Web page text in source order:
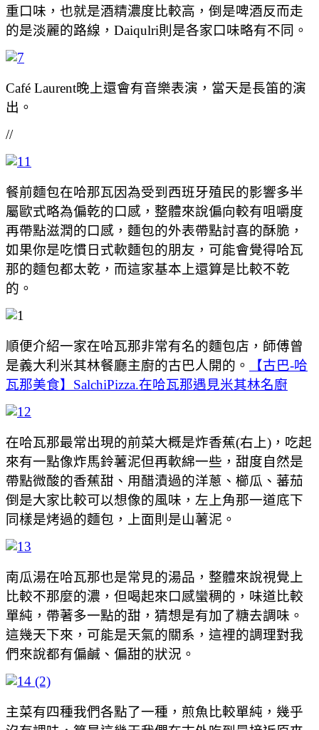
重口味，也就是酒精濃度比較高，倒是啤酒反而走
的是淡麗的路線，Daiqulri則是各家口味略有不同。
Café Laurent晚上還會有音樂表演，當天是長笛的演
出。
//
餐前麵包在哈那瓦因為受到西班牙殖民的影響多半
屬歐式略為偏乾的口感，整體來說偏向較有咀嚼度
再帶點滋潤的口感，麵包的外表帶點討喜的酥脆，
如果你是吃慣日式軟麵包的朋友，可能會覺得哈瓦
那的麵包都太乾，而這家基本上還算是比較不乾
的。
順便介紹一家在哈瓦那非常有名的麵包店，師傅曾
是義大利米其林餐廳主廚的古巴人開的。
【古巴-哈
瓦那美食】SalchiPizza.在哈瓦那遇見米其林名廚
在哈瓦那最常出現的前菜大概是炸香蕉(右上)，吃起
來有一點像炸馬鈴薯泥但再軟綿一些，甜度自然是
帶點微酸的香蕉甜、用醋漬過的洋蔥、櫛瓜、蕃茄
倒是大家比較可以想像的風味，左上角那一道底下
同樣是烤過的麵包，上面則是山薯泥。
南瓜湯在哈瓦那也是常見的湯品，整體來說視覺上
比較不那麼的濃，但喝起來口感蠻稠的，味道比較
單純，帶著多一點的甜，猜想是有加了糖去調味。
這幾天下來，可能是天氣的關系，這裡的調理對我
們來說都有偏鹹、偏甜的狀況。
主菜有四種我們各點了一種，煎魚比較單純，幾乎